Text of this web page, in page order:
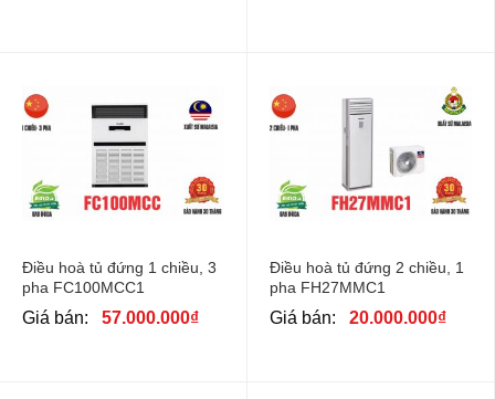
Điều hoà tủ đứng 1 chiều, 3
pha FC100MCC1
Giá bán: 57.000.000₫
Điều hoà tủ đứng 2 chiều, 1
pha FH27MMC1
Giá bán: 20.000.000₫